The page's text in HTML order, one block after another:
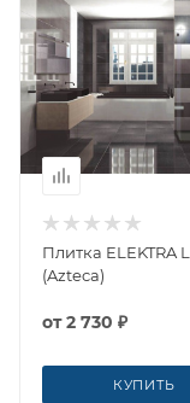
Плитка ELEKTRA
(Azteca)
от2 730 ₽
КУПИТЬ